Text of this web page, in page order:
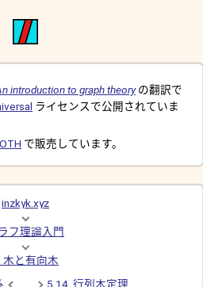
introduction to graph theoryの翻訳で
ライセンスで公開されていま
で販売しています。
inzkyk.xyz
フ理論入門
木と有向木
5.14. 行列木定理